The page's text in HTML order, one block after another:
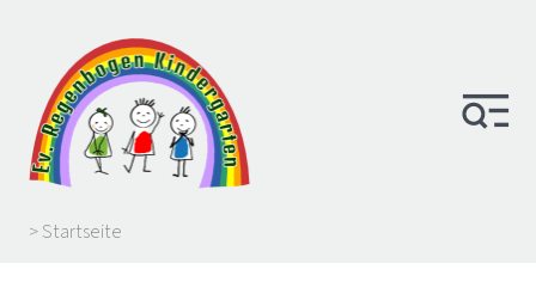
> Startseite